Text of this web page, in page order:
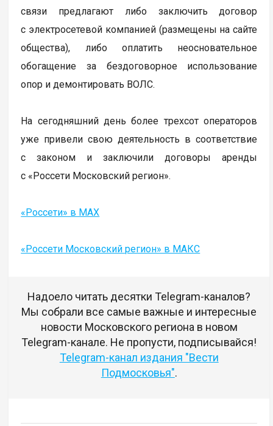
связи предлагают либо заключить договор
с электросетевой компанией (размещены на сайте
общества), либо оплатить неосновательное
обогащение за бездоговорное использование
опор и демонтировать ВОЛС.
На сегодняшний день более трехсот операторов
уже привели свою деятельность в соответствие
с законом и заключили договоры аренды
с «Россети Московский регион».
«Россети» в MAX
«Россети Московский регион» в МАКС
Надоело читать десятки Telegram-каналов?
Мы собрали все самые важные и интересные
новости Московского региона в новом
Telegram-канале. Не пропусти, подписывайся!
Telegram-канал издания "Вести
Подмосковья".